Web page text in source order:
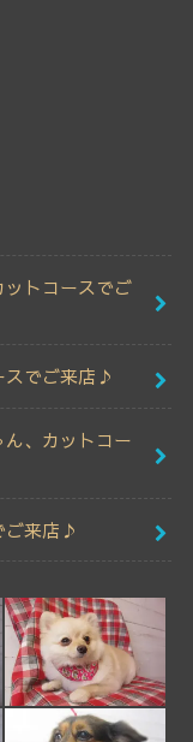
トコースでご
スでご来店♪
、カットコー
ご来店♪